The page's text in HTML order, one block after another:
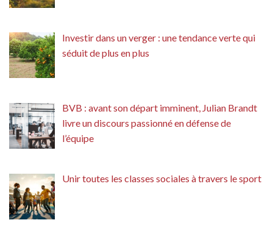
Investir dans un verger : une tendance verte qui
séduit de plus en plus
BVB : avant son départ imminent, Julian Brandt
livre un discours passionné en défense de
l’équipe
Unir toutes les classes sociales à travers le sport